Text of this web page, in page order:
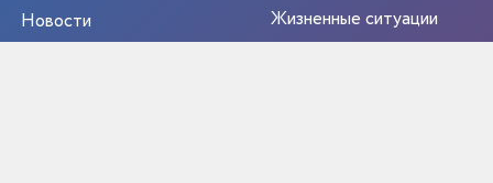
Новости
Жизненные ситуации
Мероприятия